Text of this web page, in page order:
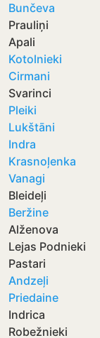
Bunčeva
Prauliņi
Apali
Kotolnieki
Cirmani
Svarinci
Pleiki
Lukštāni
Indra
Krasnoļenka
Vanagi
Bleideļi
Beržine
Alženova
Lejas Podnieki
Pastari
Andzeļi
Priedaine
Indrica
Robežnieki